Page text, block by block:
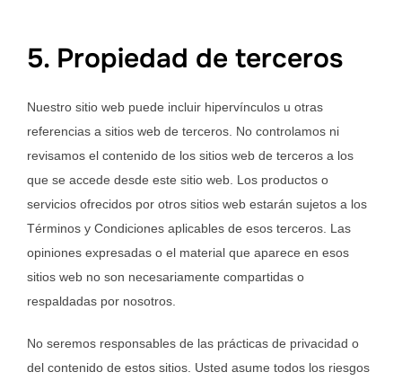
5. Propiedad de terceros
Nuestro sitio web puede incluir hipervínculos u otras
referencias a sitios web de terceros. No controlamos ni
revisamos el contenido de los sitios web de terceros a los
que se accede desde este sitio web. Los productos o
servicios ofrecidos por otros sitios web estarán sujetos a los
Términos y Condiciones aplicables de esos terceros. Las
opiniones expresadas o el material que aparece en esos
sitios web no son necesariamente compartidas o
respaldadas por nosotros.
No seremos responsables de las prácticas de privacidad o
del contenido de estos sitios. Usted asume todos los riesgos